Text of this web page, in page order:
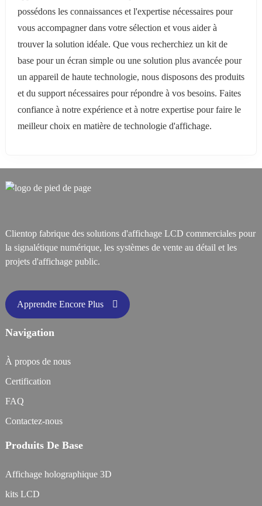
possédons les connaissances et l'expertise nécessaires pour
vous accompagner dans votre sélection et vous aider à
trouver la solution idéale. Que vous recherchiez un kit de
base pour un écran simple ou une solution plus avancée pour
un appareil de haute technologie, nous disposons des produits
et du support nécessaires pour répondre à vos besoins. Faites
confiance à notre expérience et à notre expertise pour faire le
meilleur choix en matière de technologie d'affichage.
Clientop fabrique des solutions d'affichage LCD commerciales pour
la signalétique numérique, les systèmes de vente au détail et les
projets d'affichage public.
Apprendre Encore Plus
Navigation
À propos de nous
Certification
FAQ
Contactez-nous
Produits De Base
Affichage holographique 3D
kits LCD